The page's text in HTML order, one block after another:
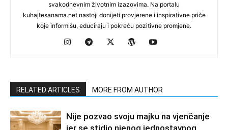
svakodnevnim životnim izazovima. Na portalu
kuhajtesanama.net nastoji donijeti provjerene i inspirativne priče
koje informišu, educiraju i pokreću pozitivne promjene.
RELATED ARTICLES MORE FROM AUTHOR
Nije pozvao svoju majku na vjenčanje